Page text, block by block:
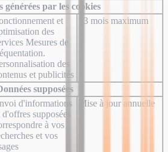
générées par les cookies
et
des
Mesures de
des
et publicités
13 mois maximum
supposées
d'informations
d'offres supposées
à vos
et vos
Mise à jour annuelle